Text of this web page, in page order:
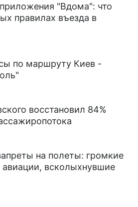
"Вдома": что
правилах въезда в
по маршруту Киев -
восстановил 84%
на полеты: громкие
всколыхнувшие